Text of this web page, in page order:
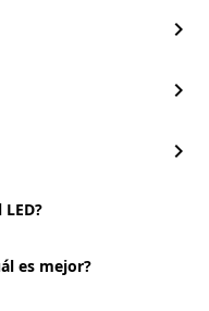
chevron_right
chevron_right
chevron_right
es mejor?